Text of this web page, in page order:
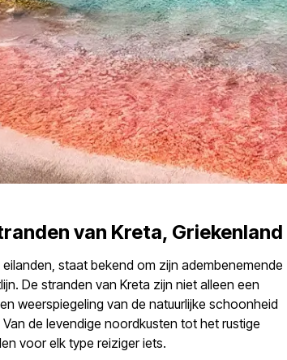
van Kreta, Griekenland
staat bekend om zijn adembenemende
De stranden van Kreta zijn niet alleen een
weerspiegeling van de natuurlijke schoonheid
de levendige noordkusten tot het rustige
voor elk type reiziger iets.